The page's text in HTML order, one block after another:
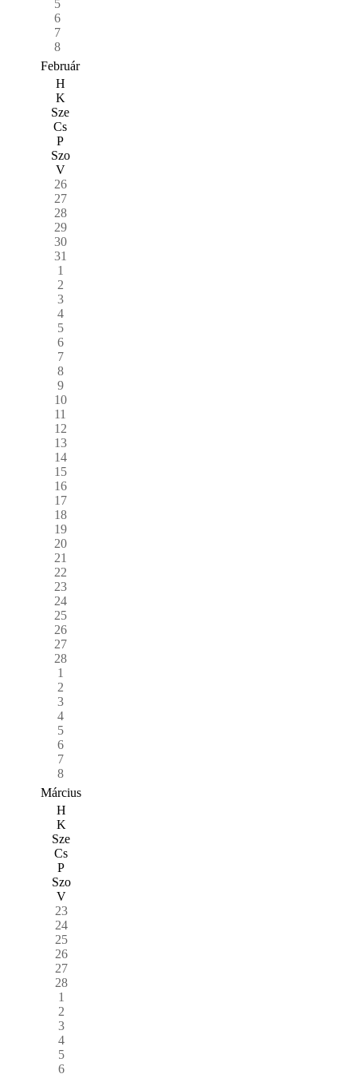
5
6
7
8
Február
H
K
Sze
Cs
P
Szo
V
26
27
28
29
30
31
1
2
3
4
5
6
7
8
9
10
11
12
13
14
15
16
17
18
19
20
21
22
23
24
25
26
27
28
1
2
3
4
5
6
7
8
Március
H
K
Sze
Cs
P
Szo
V
23
24
25
26
27
28
1
2
3
4
5
6